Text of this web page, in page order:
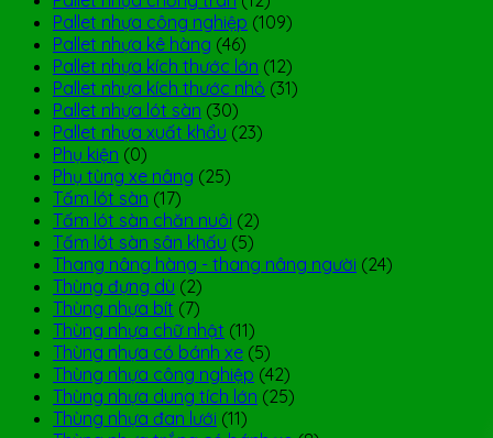
Pallet nhựa công nghiệp (109)
Pallet nhựa kê hàng (46)
Pallet nhựa kích thước lớn (12)
Pallet nhựa kích thước nhỏ (31)
Pallet nhựa lót sàn (30)
Pallet nhựa xuất khẩu (23)
Phụ kiện (0)
Phụ tùng xe nâng (25)
Tấm lót sàn (17)
Tấm lót sàn chăn nuôi (2)
Tấm lót sàn sân khấu (5)
Thang nâng hàng - thang nâng người (24)
Thùng đựng dù (2)
Thùng nhựa bít (7)
Thùng nhựa chữ nhật (11)
Thùng nhựa có bánh xe (5)
Thùng nhựa công nghiệp (42)
Thùng nhựa dung tích lớn (25)
Thùng nhựa đan lưới (11)